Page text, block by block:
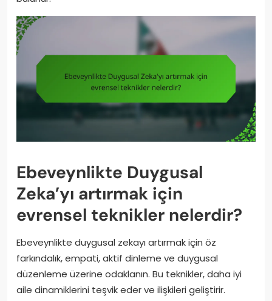
Ebeveynlikte Duygusal
Zeka’yı artırmak için
evrensel teknikler nelerdir?
Ebeveynlikte duygusal zekayı artırmak için öz
farkındalık, empati, aktif dinleme ve duygusal
düzenleme üzerine odaklanın. Bu teknikler, daha iyi
aile dinamiklerini teşvik eder ve ilişkileri geliştirir.